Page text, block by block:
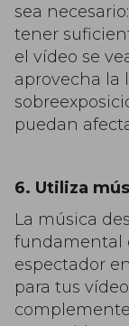
sea
tener
el vídeo se
aprovecha la
puedan
6. Utiliza
La música
fundamental
espectador
para tus